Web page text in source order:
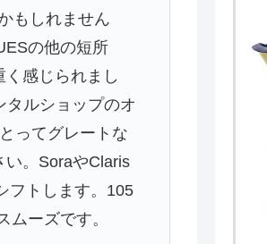
もしれません
の他の短所
感じられまし
タルショップのオ
ってグレートな
い。SoraやClaris
フトします。105
ーズです。